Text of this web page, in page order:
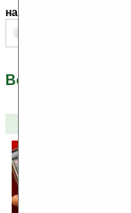
навигация:
Все новости по